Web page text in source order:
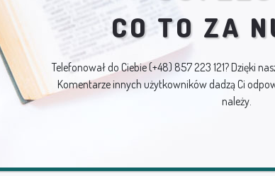
CO TO ZA
Telefonował do Ciebie(+48) 857 223 121? Dzięki
Komentarze innych użytkowników dadzą Ci
należy.